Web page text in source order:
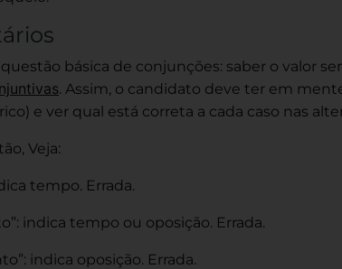
questão básica de conjunções: saber o valor
. Assim, o candidato deve ter em
e ver qual está correta a cada caso nas
Veja:
tempo. Errada.
indica tempo ou oposição. Errada.
indica oposição. Errada.